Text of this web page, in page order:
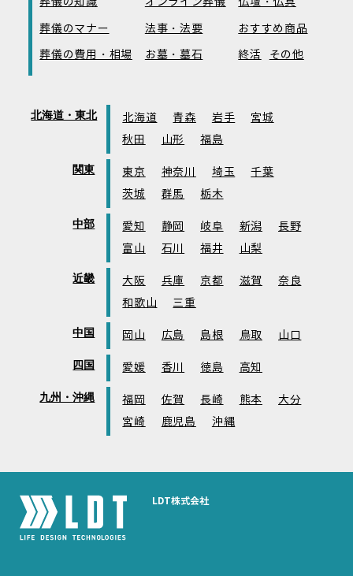
葬儀のマナー
法事・法要
おすすめ商品
葬儀の費用・相場
お墓・墓石 終活 その他
北海道・東北 北海道 青森 岩手
宮城
秋田
山形 福島
関東 東京 神奈川 埼玉
千葉
茨城
群馬 栃木
中部 愛知 静岡 岐阜 新潟
長野
富山
石川 福井 山梨
近畿 大阪 兵庫 京都 滋賀
奈良
和歌山
三重
中国 岡山 広島 島根 鳥取 山口
四国 愛媛 香川 徳島 高知
九州・沖縄 福岡 佐賀 長崎 熊本
大分
宮崎
鹿児島 沖縄
LDT株式会社